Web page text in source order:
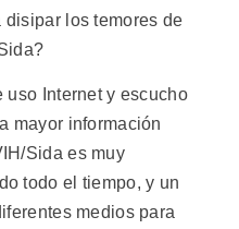
disipar los temores de
uso Internet y escucho
mayor información
Sida es muy
todo el tiempo, y un
medios para